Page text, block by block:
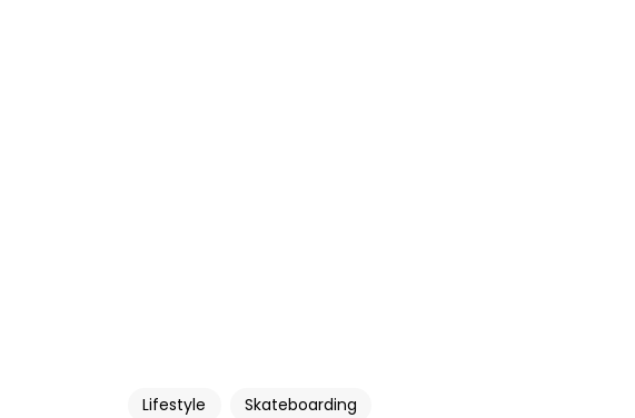
Lifestyle Skateboarding